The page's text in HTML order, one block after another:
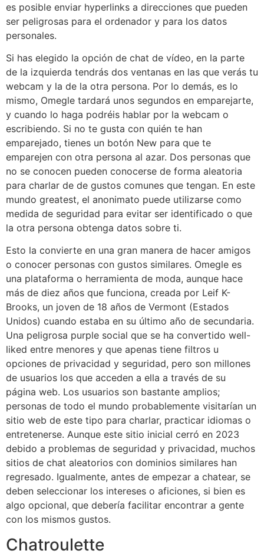
es posible enviar hyperlinks a direcciones que pueden
ser peligrosas para el ordenador y para los datos
personales.
Si has elegido la opción de chat de vídeo, en la parte
de la izquierda tendrás dos ventanas en las que verás tu
webcam y la de la otra persona. Por lo demás, es lo
mismo, Omegle tardará unos segundos en emparejarte,
y cuando lo haga podréis hablar por la webcam o
escribiendo. Si no te gusta con quién te han
emparejado, tienes un botón New para que te
emparejen con otra persona al azar. Dos personas que
no se conocen pueden conocerse de forma aleatoria
para charlar de de gustos comunes que tengan. En este
mundo greatest, el anonimato puede utilizarse como
medida de seguridad para evitar ser identificado o que
la otra persona obtenga datos sobre ti.
Esto la convierte en una gran manera de hacer amigos
o conocer personas con gustos similares. Omegle es
una plataforma o herramienta de moda, aunque hace
más de diez años que funciona, creada por Leif K-
Brooks, un joven de 18 años de Vermont (Estados
Unidos) cuando estaba en su último año de secundaria.
Una peligrosa purple social que se ha convertido well-
liked entre menores y que apenas tiene filtros u
opciones de privacidad y seguridad, pero son millones
de usuarios los que acceden a ella a través de su
página web. Los usuarios son bastante amplios;
personas de todo el mundo probablemente visitarían un
sitio web de este tipo para charlar, practicar idiomas o
entretenerse. Aunque este sitio inicial cerró en 2023
debido a problemas de seguridad y privacidad, muchos
sitios de chat aleatorios con dominios similares han
regresado. Igualmente, antes de empezar a chatear, se
deben seleccionar los intereses o aficiones, si bien es
algo opcional, que debería facilitar encontrar a gente
con los mismos gustos.
Chatroulette